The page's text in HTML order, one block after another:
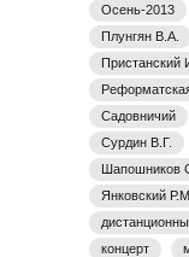
Осень-2013
Плунгян В.А.
Пристанский
Садовничий
Сурдин В.Г.
Шапошников
Янковский Р.М.
концерт